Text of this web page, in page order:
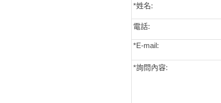
*姓名:
電話:
*E-mail:
*詢問內容: